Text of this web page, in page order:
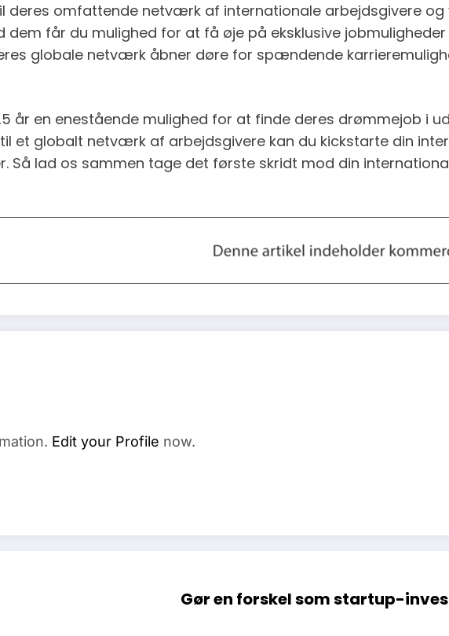
deres omfattende netværk af internationale arbejdsgivere og
får du mulighed for at få øje på eksklusive
globale netværk åbner døre for spændende
år en enestående mulighed for at finde deres drømmejob i
et globalt netværk af arbejdsgivere kan du kickstarte din
Så lad os sammen tage det første skridt mod din
Edit your Profile now.
Gør en forskel som startup-